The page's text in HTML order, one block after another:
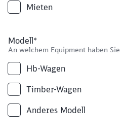
Mieten
Modell*
An welchem Equipment haben Sie
Hb-Wagen
Timber-Wagen
Anderes Modell